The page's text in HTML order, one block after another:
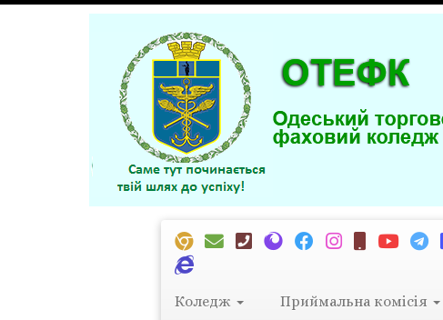
Перейти
Коледж Приймальна комісія